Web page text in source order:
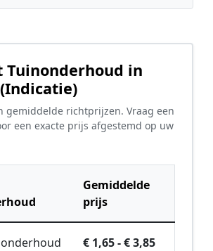
Tuinonderhoud in
gemiddelde richtprijzen. Vraag een
een exacte prijs afgestemd op uw
Gemiddelde
prijs
€ 1,65 - € 3,85